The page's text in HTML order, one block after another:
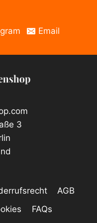
auf
Produktseite
Email
3
AGB
FAQs